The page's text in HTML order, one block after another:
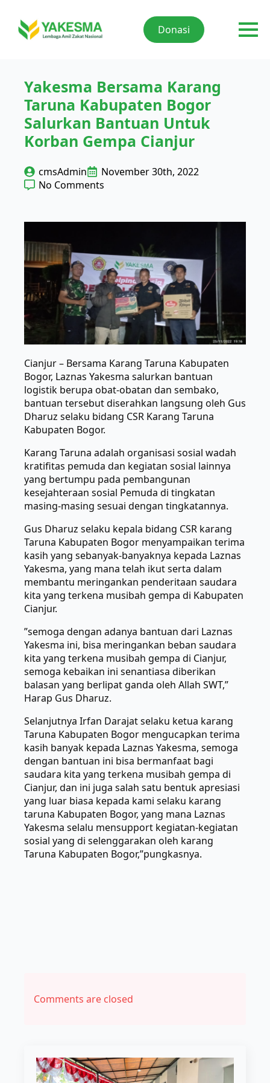
Donasi
Yakesma Bersama Karang
Taruna Kabupaten Bogor
Salurkan Bantuan Untuk
Korban Gempa Cianjur
cmsAdmin
November 30th, 2022
No Comments
Cianjur – Bersama Karang Taruna Kabupaten
Bogor, Laznas Yakesma salurkan bantuan
logistik berupa obat-obatan dan sembako,
bantuan tersebut diserahkan langsung oleh Gus
Dharuz selaku bidang CSR Karang Taruna
Kabupaten Bogor.
Karang Taruna adalah organisasi sosial wadah
kratifitas pemuda dan kegiatan sosial lainnya
yang bertumpu pada pembangunan
kesejahteraan sosial Pemuda di tingkatan
masing-masing sesuai dengan tingkatannya.
Gus Dharuz selaku kepala bidang CSR karang
Taruna Kabupaten Bogor menyampaikan terima
kasih yang sebanyak-banyaknya kepada Laznas
Yakesma, yang mana telah ikut serta dalam
membantu meringankan penderitaan saudara
kita yang terkena musibah gempa di Kabupaten
Cianjur.
”semoga dengan adanya bantuan dari Laznas
Yakesma ini, bisa meringankan beban saudara
kita yang terkena musibah gempa di Cianjur,
semoga kebaikan ini senantiasa diberikan
balasan yang berlipat ganda oleh Allah SWT,”
Harap Gus Dharuz.
Selanjutnya Irfan Darajat selaku ketua karang
Taruna Kabupaten Bogor mengucapkan terima
kasih banyak kepada Laznas Yakesma, semoga
dengan bantuan ini bisa bermanfaat bagi
saudara kita yang terkena musibah gempa di
Cianjur, dan ini juga salah satu bentuk apresiasi
yang luar biasa kepada kami selaku karang
taruna Kabupaten Bogor, yang mana Laznas
Yakesma selalu mensupport kegiatan-kegiatan
sosial yang di selenggarakan oleh karang
Taruna Kabupaten Bogor,”pungkasnya.
Comments are closed